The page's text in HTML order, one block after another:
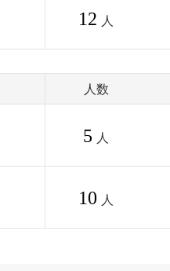
12 人
人数
5 人
10 人